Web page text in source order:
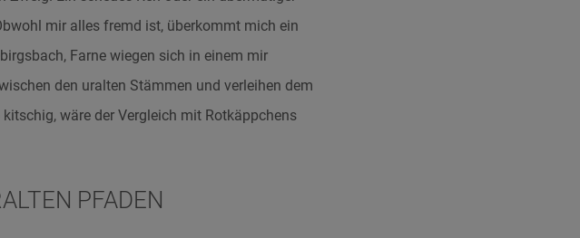
mir alles fremd ist, überkommt mich ein
Farne wiegen sich in einem mir
den uralten Stämmen und verleihen dem
wäre der Vergleich mit Rotkäppchens
PFADEN